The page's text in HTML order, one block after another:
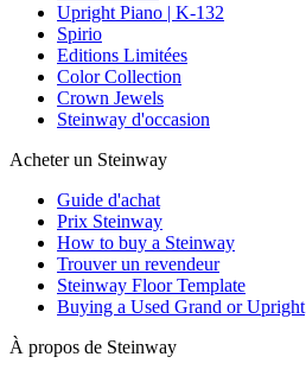
Upright Piano | K-132
Spirio
Editions Limitées
Color Collection
Crown Jewels
Steinway d'occasion
Acheter un Steinway
Guide d'achat
Prix Steinway
How to buy a Steinway
Trouver un revendeur
Steinway Floor Template
Buying a Used Grand or Upright
À propos de Steinway